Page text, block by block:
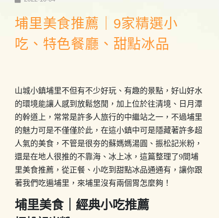
埔里美食推薦｜9家精選小
吃、特色餐廳、甜點冰品
山城小鎮埔里不但有不少好玩、有趣的景點，好山好水
的環境能讓人感到放鬆悠閒，加上位於往清境、日月潭
的幹道上，常常是許多人旅行的中繼站之一，不過埔里
的魅力可是不僅僅於此，在這小鎮中可是隱藏著許多超
人氣的美食，不管是很夯的蘇媽媽湯圓、振松記米粉，
還是在地人很推的不靠海、冰上冰，這篇整理了9間埔
里美食推薦，從正餐、小吃到甜點冰品通通有，讓你跟
著我們吃遍埔里，來埔里沒有兩個胃怎麼夠！
埔里美食｜經典小吃推薦